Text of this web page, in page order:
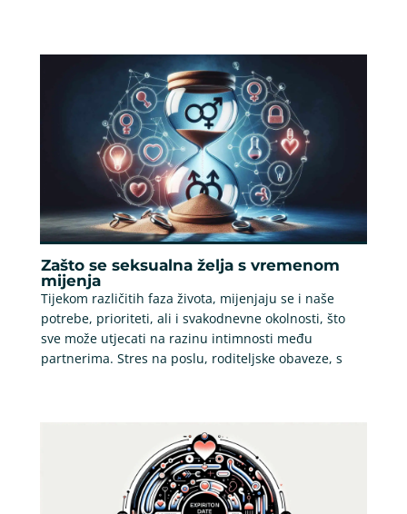
Zašto se seksualna želja s vremenom
mijenja
Tijekom različitih faza života, mijenjaju se i naše
potrebe, prioriteti, ali i svakodnevne okolnosti, što
sve može utjecati na razinu intimnosti među
partnerima. Stres na poslu, roditeljske obaveze, s